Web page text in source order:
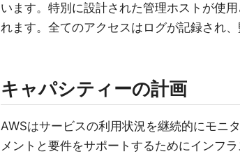
います。特別に設計された管理ホストが使
れます。全てのアクセスはログが記録され、
キャパシティーの計画
AWSはサービスの利用状況を継続的にモニ
メントと要件をサポートするためにインフ